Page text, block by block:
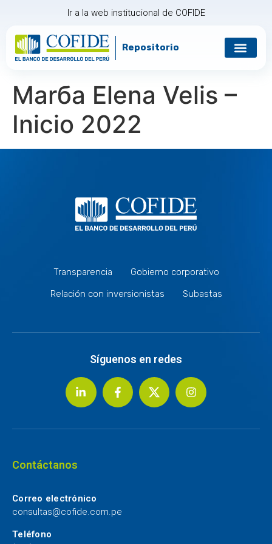
Ir a la web institucional de COFIDE
Repositorio
Marбa Elena Velis –
Inicio 2022
Transparencia
Gobierno corporativo
Relación con inversionistas
Subastas
Síguenos en redes
Contáctanos
Correo electrónico
consultas@cofide.com.pe
Teléfono